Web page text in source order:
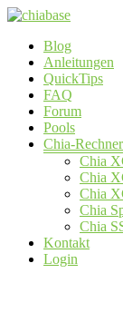
Zum
springen
chiabase
CHIA
Info-
Community
Seite
Menü
Blog
Anleitungen
QuickTips
FAQ
Forum
Pools
Chia-Rechner
Chia
Chia
Chia
Chia
Chia
Kontakt
Login